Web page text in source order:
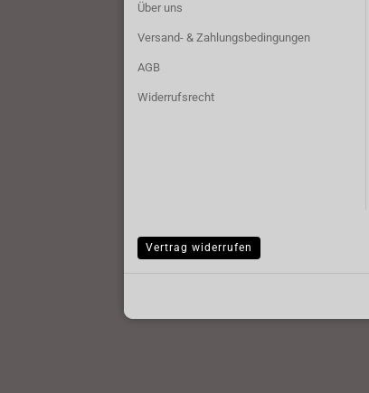
Über uns
Versand- & Zahlungsbedingungen
AGB
Widerrufsrecht
Vertrag widerrufen